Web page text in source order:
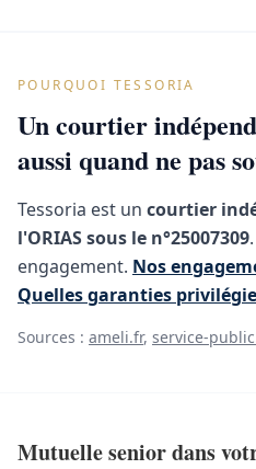
POURQUOI TESSORIA
Un courtier
aussi quand ne pas
Tessoria est un courtier
l'ORIAS sous le n°25007309
engagement. Nos
Quelles garanties
Sources : ameli.fr, service-
Mutuelle senior dans